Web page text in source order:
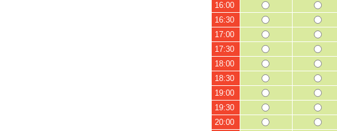
16:00
16:30
17:00
17:30
18:00
18:30
19:00
19:30
20:00